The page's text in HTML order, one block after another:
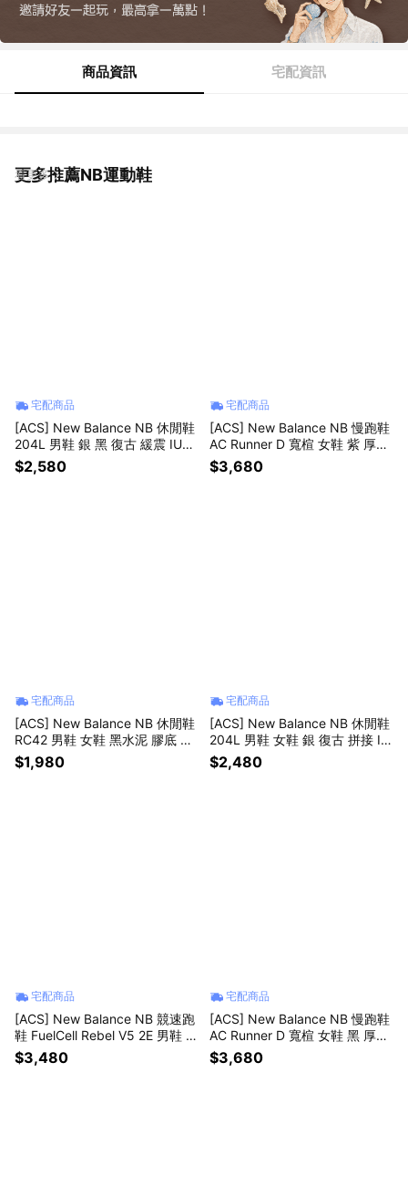
商品資訊 宅配資訊
更多推薦NB運動鞋
看更多
宅配商品
[ACS] New Balance NB 休閒鞋
204L 男鞋 銀 黑 復古 緩震 IU同
款 U204LSWD-D
$2,580
宅配商品
[ACS] New Balance NB 慢跑鞋
AC Runner D 寬楦 女鞋 紫 厚底
緩衝 運動鞋 WACR12VY-D
$3,680
宅配商品
[ACS] New Balance NB 休閒鞋
RC42 男鞋 女鞋 黑水泥 膠底 復
古 URC42KS-D
$1,980
宅配商品
[ACS] New Balance NB 休閒鞋
204L 男鞋 女鞋 銀 復古 拼接 IU
同款 紐巴倫 U204LSWC-D
$2,480
宅配商品
[ACS] New Balance NB 競速跑
鞋 FuelCell Rebel V5 2E 男鞋 寬
楦 白 運動鞋 MFCX93C-2E
$3,480
宅配商品
[ACS] New Balance NB 慢跑鞋
AC Runner D 寬楦 女鞋 黑 厚底
緩衝 運動鞋 WACR17PW-D
$3,680